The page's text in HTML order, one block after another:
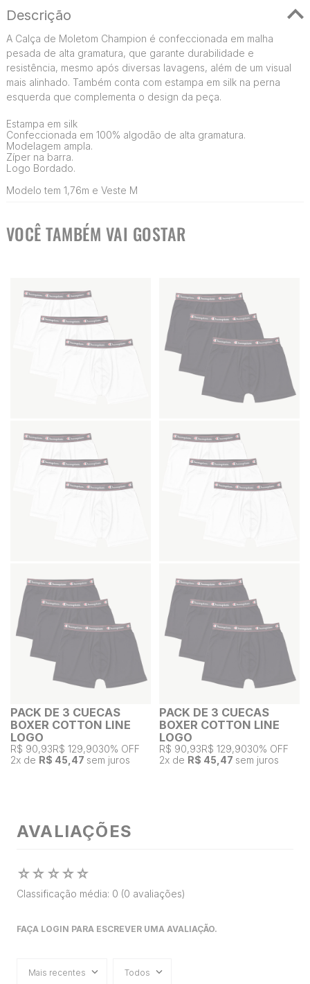
Descrição
A Calça de Moletom Champion é confeccionada em malha
pesada de alta gramatura, que garante durabilidade e
resistência, mesmo após diversas lavagens, além de um visual
mais alinhado. Também conta com estampa em silk na perna
esquerda que complementa o design da peça.
Estampa em silk
Confeccionada em 100% algodão de alta gramatura.
Modelagem ampla.
Zíper na barra.
Logo Bordado.
Modelo tem 1,76m e Veste M
VOCÊ TAMBÉM VAI GOSTAR
PACK DE 3 CUECAS
BOXER COTTON LINE
LOGO
R$ 90,93R$ 129,9030% OFF
2x de R$ 45,47 sem juros
PACK DE 3 CUECAS
BOXER COTTON LINE
LOGO
R$ 90,93R$ 129,9030% OFF
2x de R$ 45,47 sem juros
AVALIAÇÕES
☆☆ ☆☆☆
Classificação média: 0 (0 avaliações)
FAÇA LOGIN PARA ESCREVER UMA AVALIAÇÃO.
Mais recentes Todos